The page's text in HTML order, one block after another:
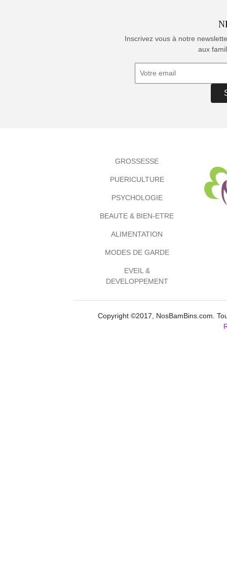
Inscrivez vous à notre
aux
GROSSESSE
PUERICULTURE
PSYCHOLOGIE
BEAUTE & BIEN-ETRE
ALIMENTATION
MODES DE GARDE
EVEIL &
DEVELOPPEMENT
Copyright ©2017, NosBamBins.com.